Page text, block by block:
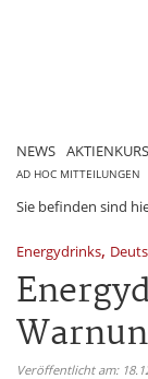
NEWS
AD HOC MITTEILUNGEN
Sie befinden sind
Energydrinks,
Veröffentlicht am: